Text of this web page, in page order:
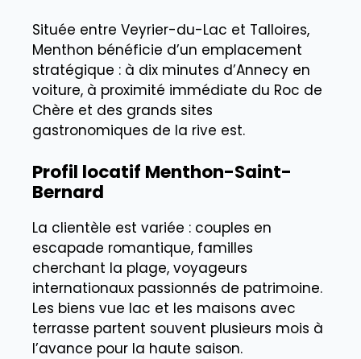
Située entre Veyrier-du-Lac et Talloires,
Menthon bénéficie d’un emplacement
stratégique : à dix minutes d’Annecy en
voiture, à proximité immédiate du Roc de
Chère et des grands sites
gastronomiques de la rive est.
Profil locatif Menthon-Saint-
Bernard
La clientèle est variée : couples en
escapade romantique, familles
cherchant la plage, voyageurs
internationaux passionnés de patrimoine.
Les biens vue lac et les maisons avec
terrasse partent souvent plusieurs mois à
l’avance pour la haute saison.